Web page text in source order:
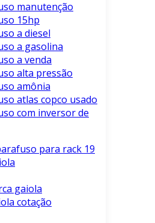
manutenção
15hp
a diesel
a gasolina
a venda
alta pressão
amônia
atlas copco usado
com inversor de
para rack 19
gaiola
cotação